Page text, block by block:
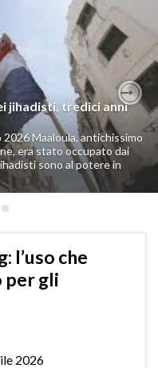
jihadisti, tredici anni
Maaloula, antichissimo
era stato occupato dai
sono al potere in
l’uso che
per gli
2026